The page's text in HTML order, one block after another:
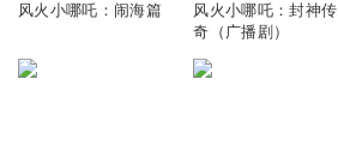
风火小哪吒：闹海篇
风火小哪吒：封神传
奇（广播剧）